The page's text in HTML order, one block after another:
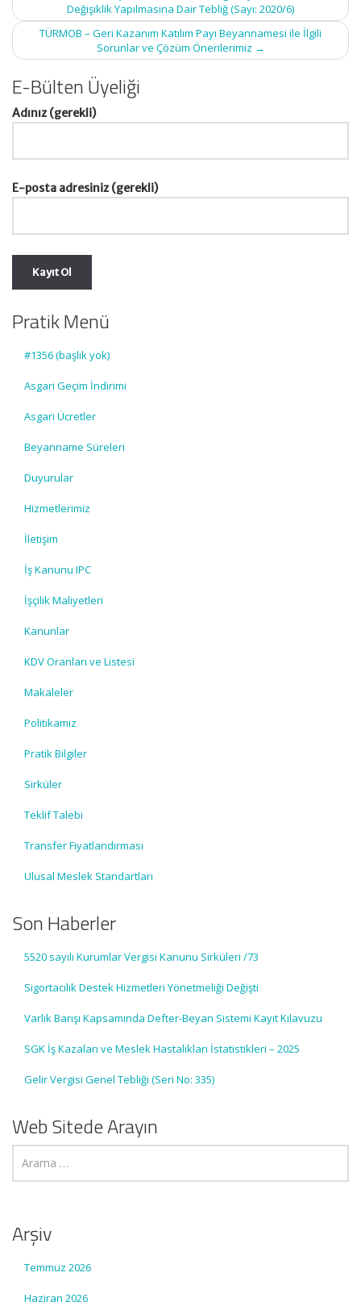
Değişiklik Yapılmasına Dair Tebliğ (Sayı: 2020/6)
TÜRMOB – Geri Kazanım Katılım Payı Beyannamesi ile İlgili
Sorunlar ve Çözüm Önerilerimiz →
E-Bülten Üyeliği
Adınız (gerekli)
E-posta adresiniz (gerekli)
Pratik Menü
#1356 (başlık yok)
Asgari Geçim İndirimi
Asgari Ücretler
Beyanname Süreleri
Duyurular
Hizmetlerimiz
İletişim
İş Kanunu IPC
İşçilik Maliyetleri
Kanunlar
KDV Oranları ve Listesi
Makaleler
Politikamız
Pratik Bilgiler
Sirküler
Teklif Talebi
Transfer Fiyatlandırması
Ulusal Meslek Standartları
Son Haberler
5520 sayılı Kurumlar Vergisi Kanunu Sirküleri /73
Sigortacılık Destek Hizmetleri Yönetmeliği Değişti
Varlık Barışı Kapsamında Defter-Beyan Sistemi Kayıt Kılavuzu
SGK İş Kazaları ve Meslek Hastalıkları İstatistikleri – 2025
Gelir Vergisi Genel Tebliği (Seri No: 335)
Web Sitede Arayın
Arşiv
Temmuz 2026
Haziran 2026